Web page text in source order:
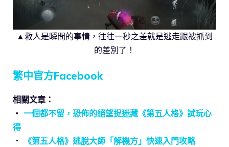
▲救人是瞬間的事情，往往一秒之差就是逃走跟被抓到
的差別了！
繁中官方Facebook
相關文章：
‧ 一個都不留，恐佈的絕望捉迷藏《第五人格》試玩心
得
．
《第五人格》逃脫大師「解機方」快速入門攻略